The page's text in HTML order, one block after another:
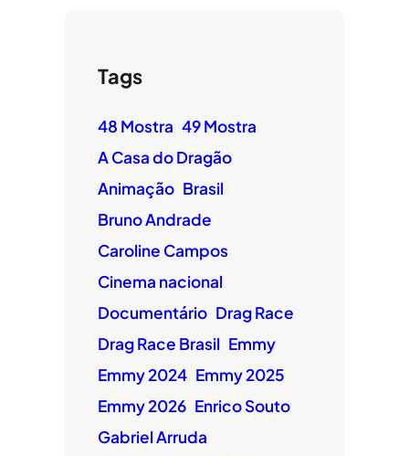
Tags
48 Mostra 49 Mostra
A Casa do Dragão
Animação Brasil
Bruno Andrade
Caroline Campos
Cinema nacional
Documentário Drag Race
Drag Race Brasil Emmy
Emmy 2024 Emmy 2025
Emmy 2026 Enrico Souto
Gabriel Arruda